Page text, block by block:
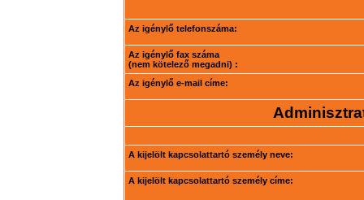
Az igénylő telefonszáma:
Az igénylő fax száma
(nem kötelező megadni) :
Az igénylő e-mail címe:
A kijelölt kapcsolattartó személy neve:
A kijelölt kapcsolattartó személy címe: